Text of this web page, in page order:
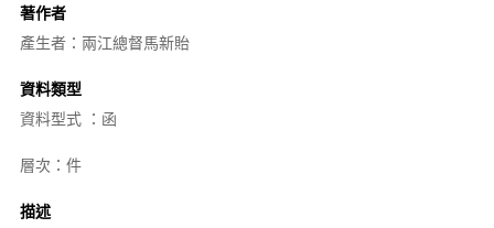
著作者
產生者：兩江總督馬新貽
資料類型
資料型式 ：函
層次：件
描述